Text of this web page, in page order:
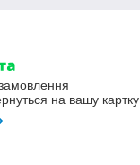
на вашу картку